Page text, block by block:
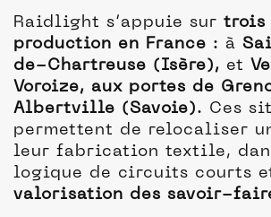
Raidlight s’appuie sur trois
production en France : à
de-Chartreuse (Isère), et
Voroize, aux portes de
Albertville (Savoie). Ces
permettent de relocaliser
leur fabrication textile,
logique de circuits courts
valorisation des savoir-